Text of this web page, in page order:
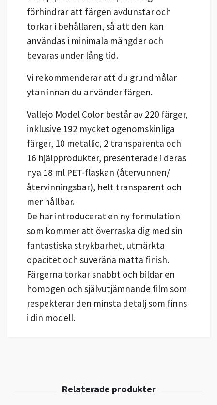
förhindrar att färgen avdunstar och
torkar i behållaren, så att den kan
användas i minimala mängder och
bevaras under lång tid.
Vi rekommenderar att du grundmålar
ytan innan du använder färgen.
Vallejo Model Color består av 220 färger,
inklusive 192 mycket ogenomskinliga
färger, 10 metallic, 2 transparenta och
16 hjälpprodukter, presenterade i deras
nya 18 ml PET-flaskan (återvunnen/
återvinningsbar), helt transparent och
mer hållbar.
De har introducerat en ny formulation
som kommer att överraska dig med sin
fantastiska strykbarhet, utmärkta
opacitet och suveräna matta finish.
Färgerna torkar snabbt och bildar en
homogen och självutjämnande film som
respekterar den minsta detalj som finns
i din modell.